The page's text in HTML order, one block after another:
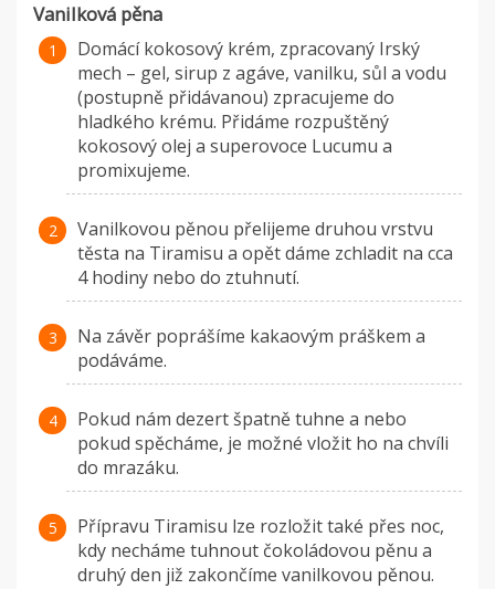
Vanilková pěna
Domácí kokosový krém, zpracovaný Irský
mech – gel, sirup z agáve, vanilku, sůl a vodu
(postupně přidávanou) zpracujeme do
hladkého krému. Přidáme rozpuštěný
kokosový olej a superovoce Lucumu a
promixujeme.
Vanilkovou pěnou přelijeme druhou vrstvu
těsta na Tiramisu a opět dáme zchladit na cca
4 hodiny nebo do ztuhnutí.
Na závěr poprášíme kakaovým práškem a
podáváme.
Pokud nám dezert špatně tuhne a nebo
pokud spěcháme, je možné vložit ho na chvíli
do mrazáku.
Přípravu Tiramisu lze rozložit také přes noc,
kdy necháme tuhnout čokoládovou pěnu a
druhý den již zakončíme vanilkovou pěnou.